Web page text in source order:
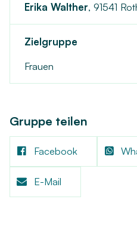
Erika Walther, 91541
Zielgruppe
Frauen
Gruppe teilen
Facebook
E-Mail